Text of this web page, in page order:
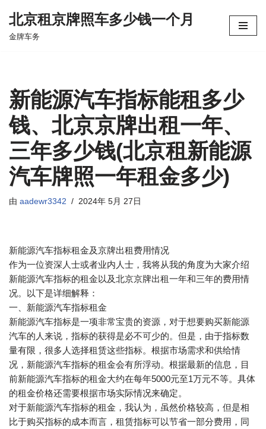
跳
北京租京牌照车多少钱一个月
金牌车务
新能源汽车指标能租多少
钱、北京京牌出租一年、
三年多少钱(北京租新能源
汽车牌照一年租金多少)
由 aadewr3342 2024年 5月 27日
新能源汽车指标租金及京牌出租费用情况
作为一位资深人士或者业内人士，我将从我的角度为大家介绍
新能源汽车指标的租金以及北京京牌出租一年和三年的费用情
况。以下是详细解释：
一、新能源汽车指标租金
新能源汽车指标是一项非常宝贵的资源，对于想要购买新能源
汽车的人来说，指标的获得是必不可少的。但是，由于指标数
量有限，很多人选择租赁这些指标。根据市场需求和供给情
况，新能源汽车指标的租金会有所浮动。根据最新的信息，目
前新能源汽车指标的租金大约在每年5000元至1万元不等。具体
的租金价格还需要根据市场实际情况来确定。
对于新能源汽车指标的租金，我认为，虽然价格较高，但是相
比于购买指标的成本而言，租赁指标可以节省一部分费用，同